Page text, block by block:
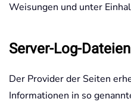
Weisungen und unter
Server-Log-Dateien
Der Provider der Seiten
Informationen in so